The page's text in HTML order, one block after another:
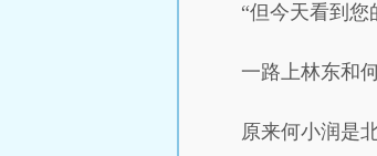
“但今天看到
一路上林东和
原来何小润是